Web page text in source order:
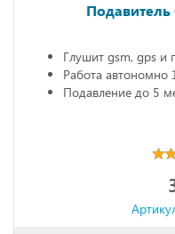
Подавитель
Глушит gsm, gps и
Работа автономно
Подавление до 5